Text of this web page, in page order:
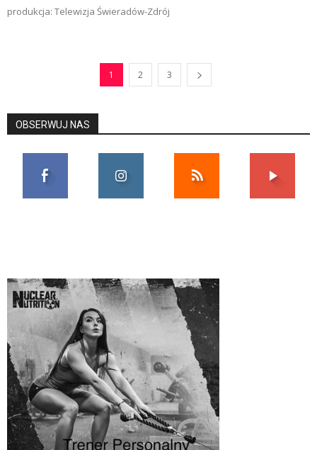
produkcja: Telewizja Świeradów-Zdrój
1 2 3
OBSERWUJ NAS